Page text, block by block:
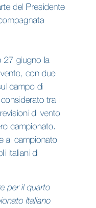
del Presidente
27 giugno la
con due
campo di
tra i
di vento
campionato.
al campionato
italiani di
per il quarto
Italiano